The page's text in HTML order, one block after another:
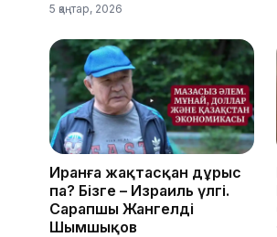
5 қаңтар, 2026
Иранға жақтасқан дұрыс
па? Бізге – Израиль үлгі.
Сарапшы Жангелді
Шымшықов